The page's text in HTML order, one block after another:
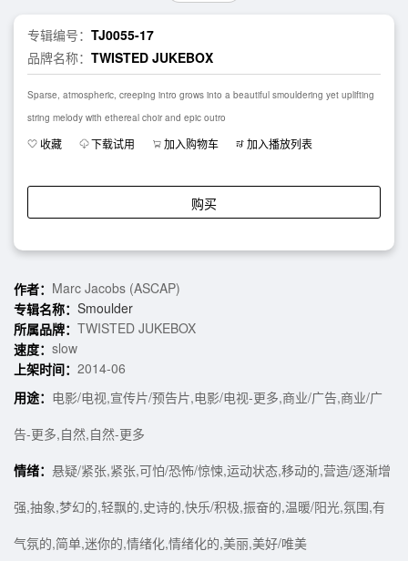
专辑编号： TJ0055-17
品牌名称： TWISTED JUKEBOX
Sparse, atmospheric, creeping intro grows into a beautiful smouldering yet uplifting
string melody with ethereal choir and epic outro
收藏 下载试用 加入购物车 加入播放列表
购买
作者： Marc Jacobs (ASCAP)
专辑名称： Smoulder
所属品牌： TWISTED JUKEBOX
速度： slow
上架时间： 2014-06
用途： 电影/电视,宣传片/预告片,电影/电视-更多,商业/广告,商业/广
告-更多,自然,自然-更多
情绪： 悬疑/紧张,紧张,可怕/恐怖/惊悚,运动状态,移动的,营造/逐渐增
强,抽象,梦幻的,轻飘的,史诗的,快乐/积极,振奋的,温暖/阳光,氛围,有
气氛的,简单,迷你的,情绪化,情绪化的,美丽,美好/唯美